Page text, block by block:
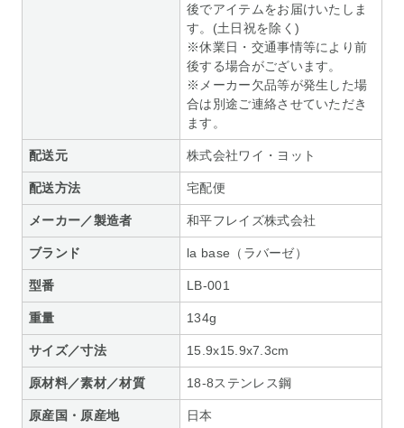
後でアイテムをお届けいたしま
す。(土日祝を除く)
※休業日・交通事情等により前
後する場合がございます。
※メーカー欠品等が発生した場
合は別途ご連絡させていただき
ます。
配送元 株式会社ワイ・ヨット
配送方法 宅配便
メーカー／製造者 和平フレイズ株式会社
ブランド la base（ラバーゼ）
型番 LB-001
重量 134g
サイズ／寸法 15.9x15.9x7.3cm
原材料／素材／材質 18-8ステンレス鋼
原産国・原産地 日本